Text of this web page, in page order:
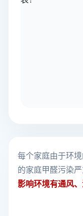
每个家庭由于环
的家庭甲醛污染
影响环境有通风